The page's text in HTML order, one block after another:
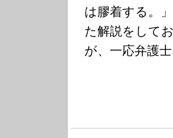
は膠着する。
た解説をして
が、一応弁護